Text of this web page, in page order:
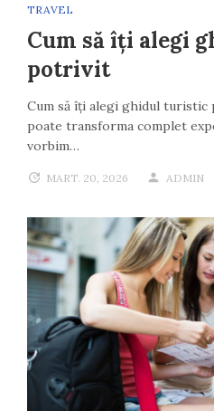
TRAVEL
Cum să îți alegi
potrivit
Cum să îți alegi ghidul
poate transforma complet
vorbim…
MART. 20, 2026 ADMIN